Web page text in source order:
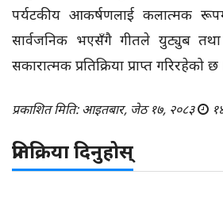
पर्यटकीय आकर्षणलाई कलात्मक
सार्वजनिक भएसँगै गीतले युट्युब
सकारात्मक प्रतिक्रिया प्राप्त गरिरहेको छ
प्रकाशित मिति: आइतबार, जेठ १७, २०८३
प्रतिक्रिया दिनुहोस्